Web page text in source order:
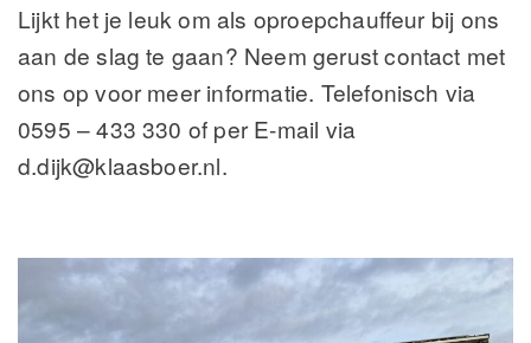
Lijkt het je leuk om als oproepchauffeur bij ons
aan de slag te gaan? Neem gerust contact met
ons op voor meer informatie. Telefonisch via
0595 – 433 330 of per E-mail via
d.dijk@klaasboer.nl.